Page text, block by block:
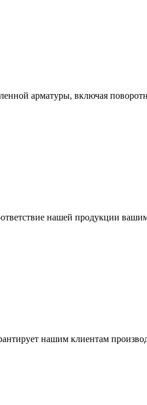
арматуры, включая
нашей продукции
нашим клиентам